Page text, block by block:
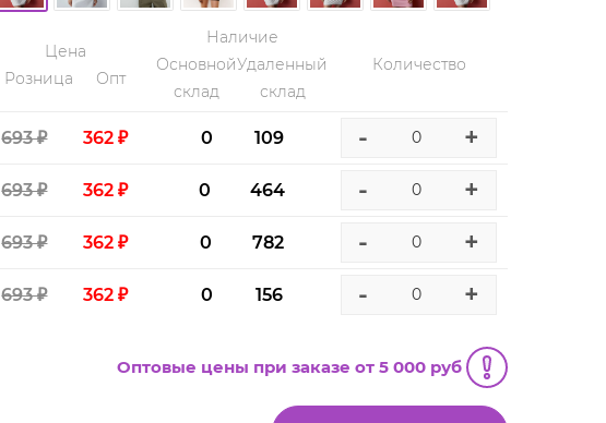
Цена
Розница
Опт
Наличие
Основной
склад
Удаленный
склад
Количество
693 ₽ 362 ₽ 0 109 - +
693 ₽ 362 ₽ 0 464 - +
693 ₽ 362 ₽ 0 782 - +
693 ₽ 362 ₽ 0 156 - +
Оптовые цены при заказе от 5 000 руб